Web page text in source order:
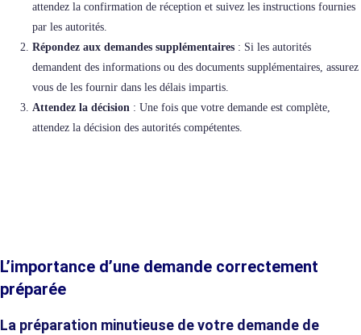
attendez la confirmation de réception et suivez les instructions fournies
par les autorités.
Répondez aux demandes supplémentaires : Si les autorités
demandent des informations ou des documents supplémentaires, assurez
vous de les fournir dans les délais impartis.
Attendez la décision : Une fois que votre demande est complète,
attendez la décision des autorités compétentes.
L’importance d’une demande correctement
préparée
La préparation minutieuse de votre demande de